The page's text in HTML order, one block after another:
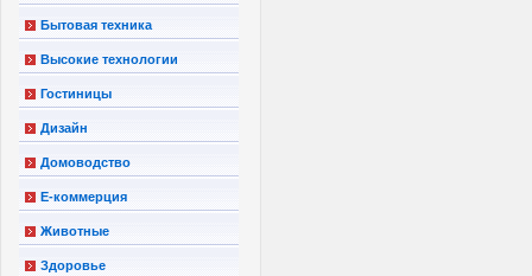
Бытовая техника
Высокие технологии
Гостиницы
Дизайн
Домоводство
Е-коммерция
Животные
Здоровье